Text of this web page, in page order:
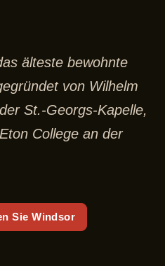
älteste bewohnte
von Wilhelm
St.-Georgs-Kapelle,
College an der
Sie Windsor